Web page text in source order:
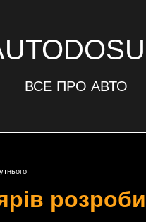
ВСЕ ПРО АВТО